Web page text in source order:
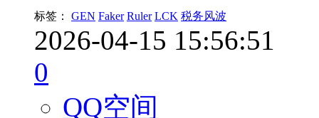
标签： GEN Faker Ruler LCK 税务风波
2026-04-15 15:56:51
0
QQ空间